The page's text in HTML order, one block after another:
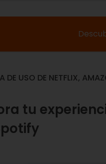
USO DE NETFLIX,
tu